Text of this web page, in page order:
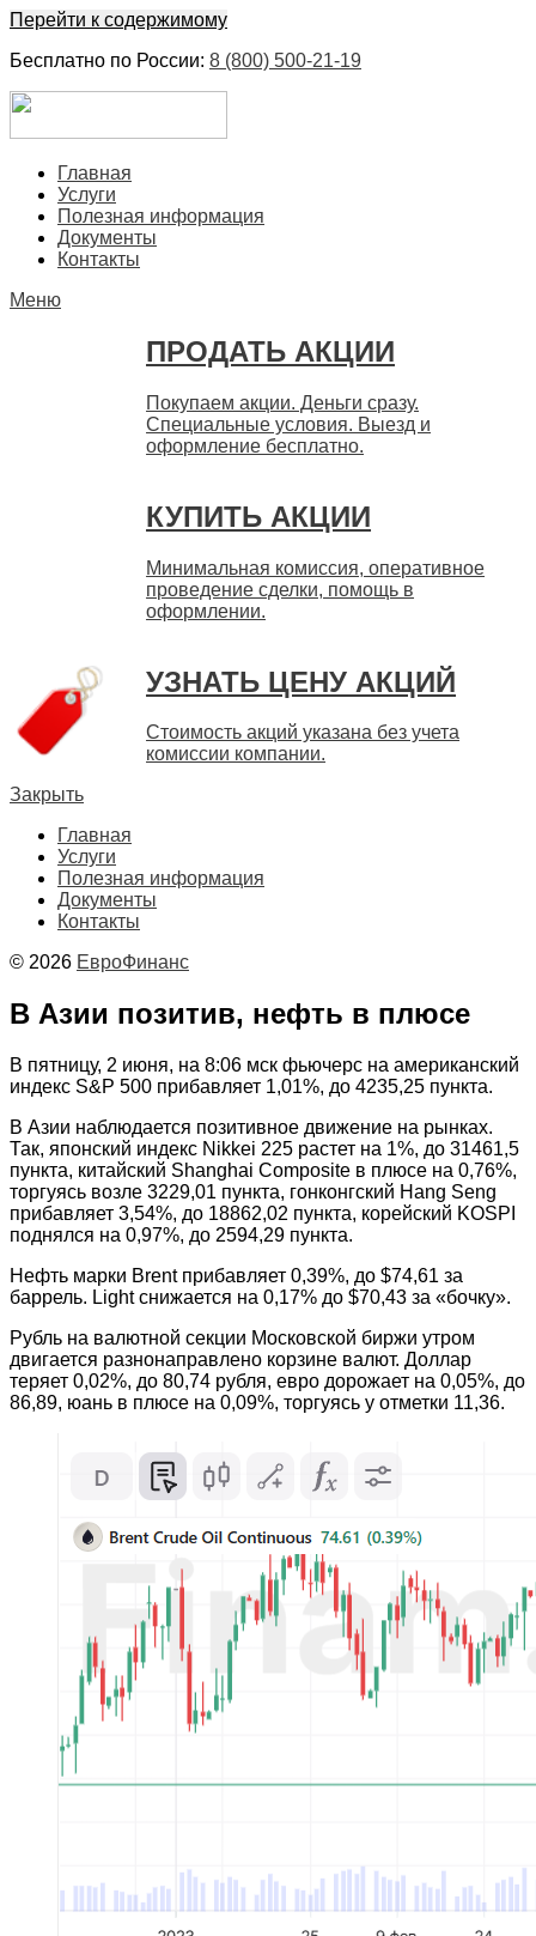
Перейти к содержимому
Бесплатно по России: 8 (800) 500-21-19
БыстроГлавная
Услуги
Полезная информация
Документы
Контакты
Меню
ПРОДАТЬ АКЦИИ
Покупаем акции. Деньги сразу.
Специальные условия. Выезд и
оформление бесплатно.
КУПИТЬ АКЦИИ
Минимальная комиссия, оперативное
проведение сделки, помощь в
оформлении.
УЗНАТЬ ЦЕНУ АКЦИЙ
Стоимость акций указана без учета
комиссии компании.
Закрыть
Главная
Услуги
Полезная информация
Документы
Контакты
© 2026 ЕвроФинанс
В Азии позитив, нефть в плюсе
В пятницу, 2 июня, на 8:06 мск фьючерс на американский
индекс S&P 500 прибавляет 1,01%, до 4235,25 пункта.
В Азии наблюдается позитивное движение на рынках.
Так, японский индекс Nikkei 225 растет на 1%, до 31461,5
пункта, китайский Shanghai Composite в плюсе на 0,76%,
торгуясь возле 3229,01 пункта, гонконгский Hang Seng
прибавляет 3,54%, до 18862,02 пункта, корейский KOSPI
поднялся на 0,97%, до 2594,29 пункта.
Нефть марки Brent прибавляет 0,39%, до $74,61 за
баррель. Light снижается на 0,17% до $70,43 за «бочку».
Рубль на валютной секции Московской биржи утром
двигается разнонаправлено корзине валют. Доллар
теряет 0,02%, до 80,74 рубля, евро дорожает на 0,05%, до
86,89, юань в плюсе на 0,09%, торгуясь у отметки 11,36.